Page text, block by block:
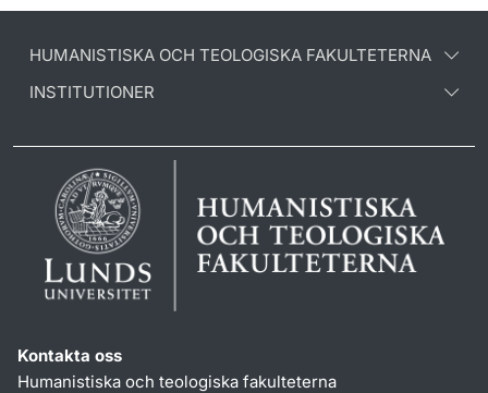
HUMANISTISKA OCH TEOLOGISKA FAKULTETERNA
INSTITUTIONER
Kontakta oss
Humanistiska och teologiska fakulteterna